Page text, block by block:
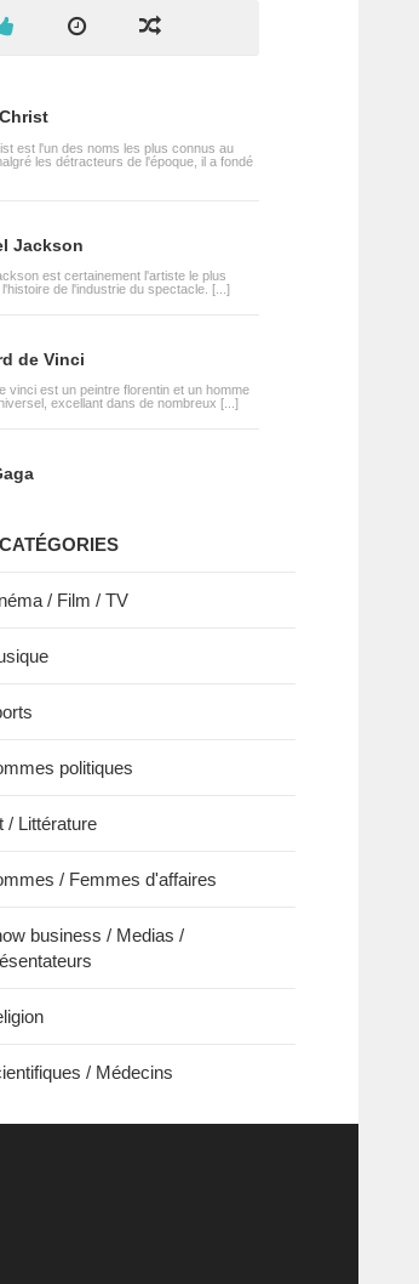
est l'un des noms les plus connus au
les détracteurs de l'époque, il a fondé
Jackson
est certainement l'artiste le plus
de l'industrie du spectacle. [...]
de Vinci
vinci est un peintre florentin et un homme
excellant dans de nombreux [...]
/ Film / TV
politiques
/ Littérature
/ Femmes d'affaires
business / Medias /
/ Médecins